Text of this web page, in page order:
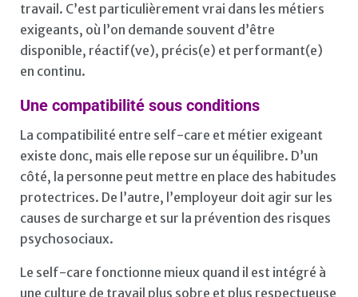
travail. C’est particulièrement vrai dans les métiers
exigeants, où l’on demande souvent d’être
disponible, réactif(ve), précis(e) et performant(e)
en continu.
Une compatibilité sous conditions
La compatibilité entre self-care et métier exigeant
existe donc, mais elle repose sur un équilibre. D’un
côté, la personne peut mettre en place des habitudes
protectrices. De l’autre, l’employeur doit agir sur les
causes de surcharge et sur la prévention des risques
psychosociaux.
Le self-care fonctionne mieux quand il est intégré à
une culture de travail plus sobre et plus respectueuse